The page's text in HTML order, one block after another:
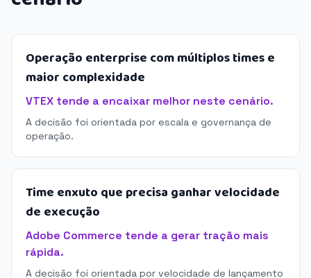
Operação enterprise com múltiplos times e
maior complexidade
VTEX tende a encaixar melhor neste cenário.
A decisão foi orientada por escala e governança de
operação.
Time enxuto que precisa ganhar velocidade
de execução
Adobe Commerce tende a gerar tração mais
rápida.
A decisão foi orientada por velocidade de lançamento